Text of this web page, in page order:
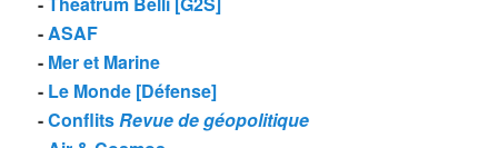
-ASAF
- Mer et Marine
- Le Monde [Défense]
-ConflitsRevue de géopolitique